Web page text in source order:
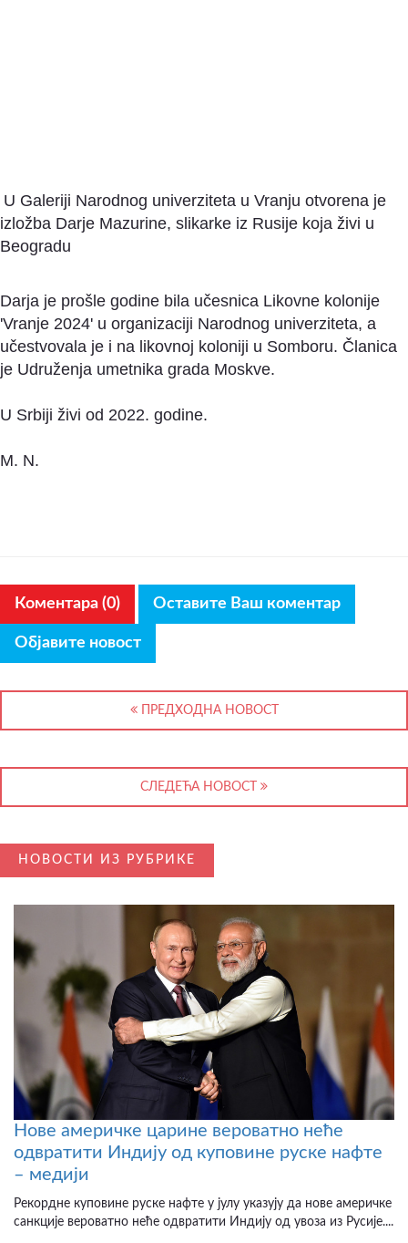
U Galeriji Narodnog univerziteta u Vranju otvorena je
izložba Darje Mazurine, slikarke iz Rusije koja živi u
Beogradu
Darja je prošle godine bila učesnica Likovne kolonije
'Vranje 2024' u organizaciji Narodnog univerziteta, a
učestvovala je i na likovnoj koloniji u Somboru. Članica
je Udruženja umetnika grada Moskve.
U Srbiji živi od 2022. godine.
M. N.
Коментара (0) Оставите Ваш коментар
Објавите новост
ПРЕДХОДНА НОВОСТ
СЛЕДЕЋА НОВОСТ
НОВОСТИ ИЗ РУБРИКЕ
Нове америчке царине вероватно неће
одвратити Индију од куповине руске нафте
– медији
Рекордне куповине руске нафте у јулу указују да нове америчке
санкције вероватно неће одвратити Индију од увоза из Русије....